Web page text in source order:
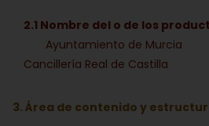
2.1 Nombre del o de los
Ayuntamiento de Murcia
Cancillería Real de Castilla
3. Área de contenido y